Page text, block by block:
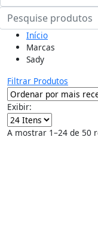
Início
Marcas
Sady
Filtrar Produtos
Exibir:
A mostrar 1–24 de 50